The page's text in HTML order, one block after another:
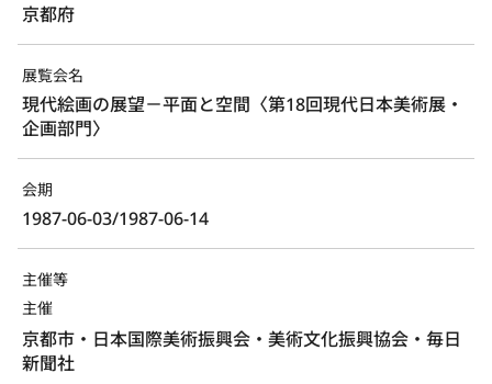
京都府
展覧会名
現代絵画の展望－平面と空間〈第18回現代日本美術展・
企画部門〉
会期
1987-06-03/1987-06-14
主催等
主催
京都市・日本国際美術振興会・美術文化振興協会・毎日
新聞社